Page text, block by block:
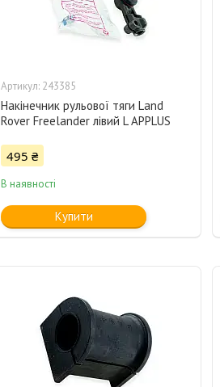
243385
Накінечник рульової тяги Land
Rover Freelander лівий L APPLUS
495 ₴
В наявності
Купити